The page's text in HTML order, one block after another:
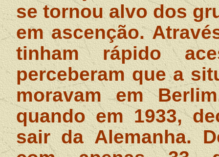
se tornou alvo dos
em ascenção.
tinham rápido
perceberam que a
moravam em
quando em 1933,
sair da Alemanha.